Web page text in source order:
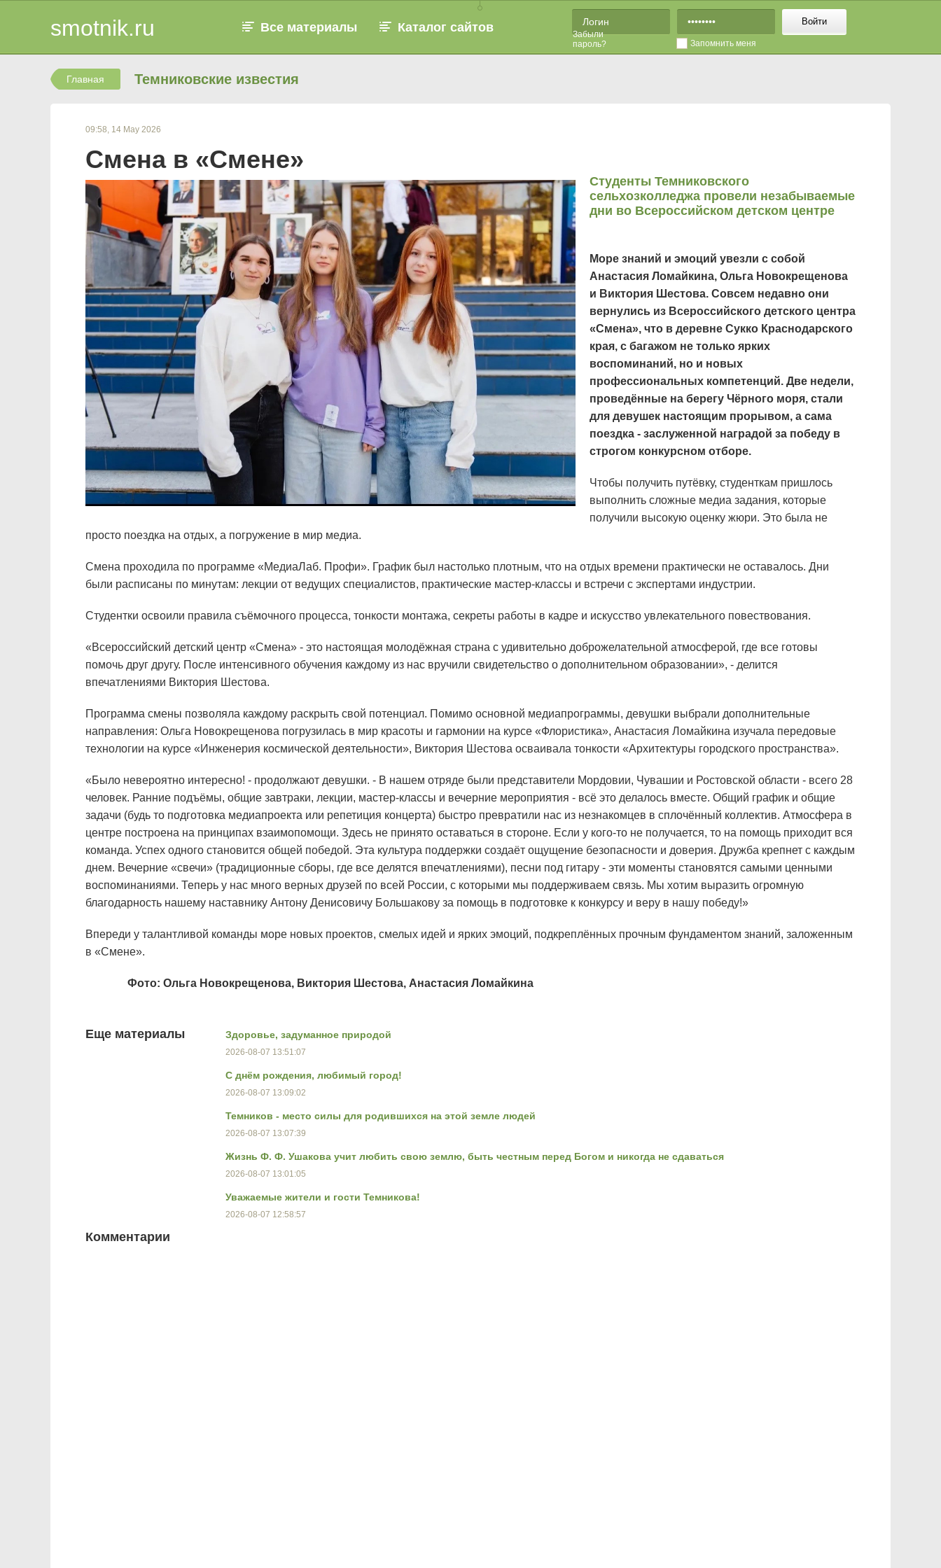
smotnik.ru Все материалы Каталог сайтов Войти
Забыли
пароль?
Запомнить меня
Главная Темниковские известия
09:58, 14 May 2026
Смена в «Смене»
Студенты Темниковского
сельхозколледжа провели незабываемые
дни во Всероссийском детском центре
Море знаний и эмоций увезли с собой
Анастасия Ломайкина, Ольга Новокрещенова
и Виктория Шестова. Совсем недавно они
вернулись из Всероссийского детского центра
«Смена», что в деревне Сукко Краснодарского
края, с багажом не только ярких
воспоминаний, но и новых
профессиональных компетенций. Две недели,
проведённые на берегу Чёрного моря, стали
для девушек настоящим прорывом, а сама
поездка - заслуженной наградой за победу в
строгом конкурсном отборе.
Чтобы получить путёвку, студенткам пришлось
выполнить сложные медиа задания, которые
получили высокую оценку жюри. Это была не
просто поездка на отдых, а погружение в мир медиа.
Смена проходила по программе «МедиаЛаб. Профи». График был настолько плотным, что на отдых времени практически не оставалось. Дни
были расписаны по минутам: лекции от ведущих специалистов, практические мастер-классы и встречи с экспертами индустрии.
Студентки освоили правила съёмочного процесса, тонкости монтажа, секреты работы в кадре и искусство увлекательного повествования.
«Всероссийский детский центр «Смена» - это настоящая молодёжная страна с удивительно доброжелательной атмосферой, где все готовы
помочь друг другу. После интенсивного обучения каждому из нас вручили свидетельство о дополнительном образовании», - делится
впечатлениями Виктория Шестова.
Программа смены позволяла каждому раскрыть свой потенциал. Помимо основной медиапрограммы, девушки выбрали дополнительные
направления: Ольга Новокрещенова погрузилась в мир красоты и гармонии на курсе «Флористика», Анастасия Ломайкина изучала передовые
технологии на курсе «Инженерия космической деятельности», Виктория Шестова осваивала тонкости «Архитектуры городского пространства».
«Было невероятно интересно! - продолжают девушки. - В нашем отряде были представители Мордовии, Чувашии и Ростовской области - всего 28
человек. Ранние подъёмы, общие завтраки, лекции, мастер-классы и вечерние мероприятия - всё это делалось вместе. Общий график и общие
задачи (будь то подготовка медиапроекта или репетиция концерта) быстро превратили нас из незнакомцев в сплочённый коллектив. Атмосфера в
центре построена на принципах взаимопомощи. Здесь не принято оставаться в стороне. Если у кого-то не получается, то на помощь приходит вся
команда. Успех одного становится общей победой. Эта культура поддержки создаёт ощущение безопасности и доверия. Дружба крепнет с каждым
днем. Вечерние «свечи» (традиционные сборы, где все делятся впечатлениями), песни под гитару - эти моменты становятся самыми ценными
воспоминаниями. Теперь у нас много верных друзей по всей России, с которыми мы поддерживаем связь. Мы хотим выразить огромную
благодарность нашему наставнику Антону Денисовичу Большакову за помощь в подготовке к конкурсу и веру в нашу победу!»
Впереди у талантливой команды море новых проектов, смелых идей и ярких эмоций, подкреплённых прочным фундаментом знаний, заложенным
в «Смене».
Фото: Ольга Новокрещенова, Виктория Шестова, Анастасия Ломайкина
Еще материалы Здоровье, задуманное природой
2026-08-07 13:51:07
С днём рождения, любимый город!
2026-08-07 13:09:02
Темников - место силы для родившихся на этой земле людей
2026-08-07 13:07:39
Жизнь Ф. Ф. Ушакова учит любить свою землю, быть честным перед Богом и никогда не сдаваться
2026-08-07 13:01:05
Уважаемые жители и гости Темникова!
2026-08-07 12:58:57
Комментарии